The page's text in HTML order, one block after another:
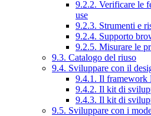
9.2.2. Verificare le
use
9.2.3. Strumenti e
9.2.4. Supporto
9.2.5. Misurare le
9.3. Catalogo del riuso
9.4. Sviluppare con il
9.4.1. Il framework
9.4.2. Il kit di
9.4.3. Il kit di
9.5. Sviluppare con i